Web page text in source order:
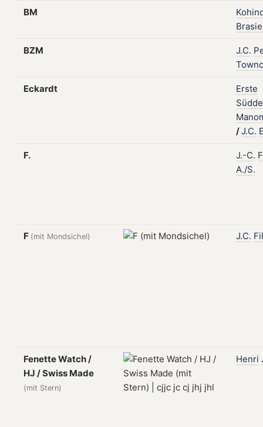
BM
BZM J.C.
Eckardt
Erste
/J.C.
F. J.-C.
A./S.
F (mit Mondsichel) J.C.
Fenette Watch /
HJ / Swiss Made
(mit Stern)
Henri